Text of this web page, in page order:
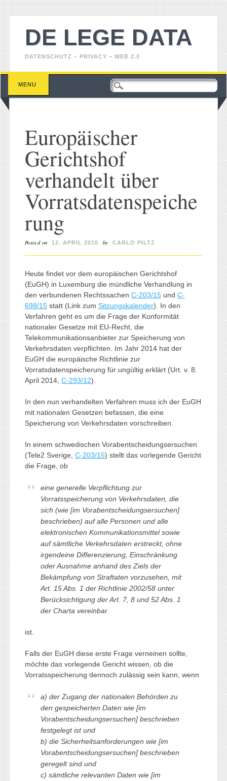
DE LEGE DATA
DATENSCHUTZ – PRIVACY – WEB 2.0
Main menu
Skip
content
MENU
Europäischer
Gerichtshof
verhandelt über
Vorratsdatenspeiche
rung
Posted on 12. APRIL 2016 by CARLO PILTZ
Heute findet vor dem europäischen Gerichtshof
(EuGH) in Luxemburg die mündliche Verhandlung in
den verbundenen Rechtssachen C-203/15und C-
698/15statt (Link zum Sitzungskalender). In den
Verfahren geht es um die Frage der Konformität
nationaler Gesetze mit EU-Recht, die
Telekommunikationsanbieter zur Speicherung von
Verkehrsdaten verpflichten. Im Jahr 2014 hat der
EuGH die europäische Richtlinie zur
Vorratsdatenspeicherung für ungültig erklärt (Urt. v. 8.
April 2014, C-293/12).
In den nun verhandelten Verfahren muss ich der EuGH
mit nationalen Gesetzen befassen, die eine
Speicherung von Verkehrsdaten vorschreiben.
In einem schwedischen Vorabentscheidungsersuchen
(Tele2 Sverige, C-203/15) stellt das vorlegende Gericht
die Frage, ob
eine generelle Verpflichtung zur
Vorratsspeicherung von Verkehrsdaten, die
sich (wie [im Vorabentscheidungsersuchen]
beschrieben) auf alle Personen und alle
elektronischen Kommunikationsmittel sowie
auf sämtliche Verkehrsdaten erstreckt, ohne
irgendeine Differenzierung, Einschränkung
oder Ausnahme anhand des Ziels der
Bekämpfung von Straftaten vorzusehen, mit
Art. 15 Abs. 1 der Richtlinie 2002/58 unter
Berücksichtigung der Art. 7, 8 und 52 Abs. 1
der Charta vereinbar
ist.
Falls der EuGH diese erste Frage verneinen sollte,
möchte das vorlegende Gericht wissen, ob die
Vorratsspeicherung dennoch zulässig sein kann, wenn
a) der Zugang der nationalen Behörden zu
den gespeicherten Daten wie [im
Vorabentscheidungsersuchen] beschrieben
festgelegt ist und
b) die Sicherheitsanforderungen wie [im
Vorabentscheidungsersuchen] beschrieben
geregelt sind und
c) sämtliche relevanten Daten wie [im